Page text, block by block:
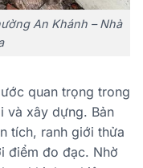
An Khánh – Nhà
quan trọng trong
và xây dựng. Bản
tích, ranh giới thửa
điểm đo đạc. Nhờ